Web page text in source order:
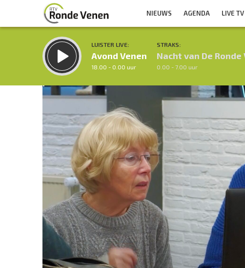
NIEUWS AGENDA LIVE TV
LUISTER LIVE:
Avond Venen
18.00 - 0.00 uur
STRAKS:
Nacht van De Ronde
0.00 - 7.00 uur
Inklappen